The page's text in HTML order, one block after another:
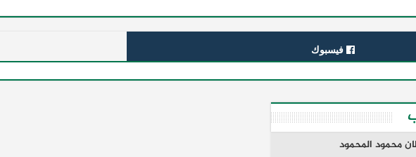
فيسبوك
محمود المحمود